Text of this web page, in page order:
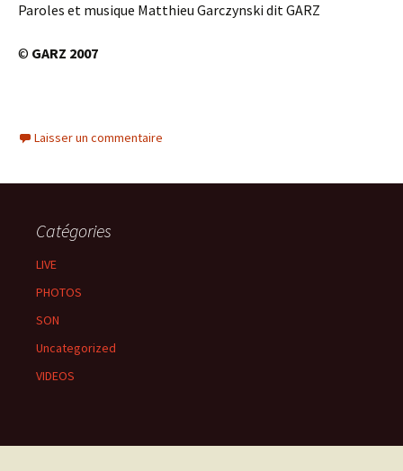
Paroles et musique Matthieu Garczynski dit GARZ
© GARZ 2007
Laisser un commentaire
Catégories
LIVE
PHOTOS
SON
Uncategorized
VIDEOS